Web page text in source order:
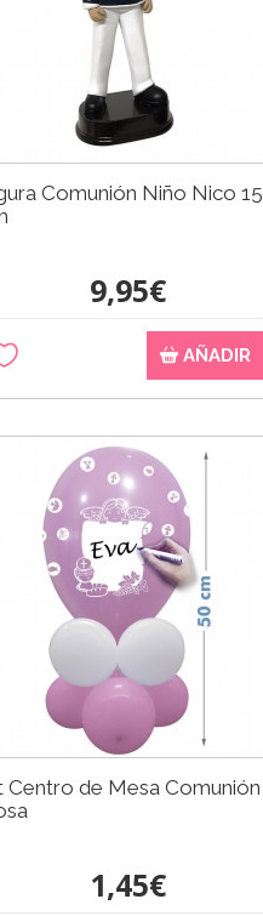
Comunión Niño Nico 15
9,95€
AÑADIR
Centro de Mesa Comunión
1,45€